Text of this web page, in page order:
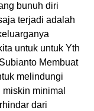
bunuh diri
terjadi adalah
untuk untuk Yth
Membuat
melindungi
minimal
dari